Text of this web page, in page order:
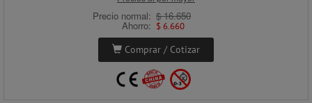
Precio normal: $ 16.650
Ahorro: $ 6.660
Comprar / Cotizar